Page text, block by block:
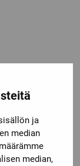
ja
median
median,